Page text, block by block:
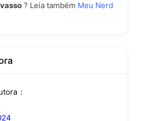
? Leia também Meu Nerd